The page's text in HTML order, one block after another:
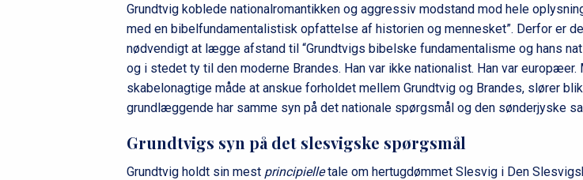
Grundtvig koblede nationalromantikken og aggressiv modstand mod hele
med en bibelfundamentalistisk opfattelse af historien og mennesket”. Derfor er
nødvendigt at lægge afstand til “Grundtvigs bibelske fundamentalisme og hans
og i stedet ty til den moderne Brandes. Han var ikke nationalist. Han var europæer.
skabelonagtige måde at anskue forholdet mellem Grundtvig og Brandes, slører
grundlæggende har samme syn på det nationale spørgsmål og den sønderjyske
Grundtvigs syn på det slesvigske spørgsmål
Grundtvig holdt sin mest principielletale om hertugdømmet Slesvig i Den